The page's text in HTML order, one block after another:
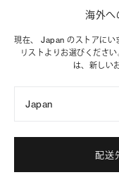
ショッピングバッグに追加
海外へ
現在、 Japan のストアにい
リストよりお選びくださ
は、新しい
Japan
配送